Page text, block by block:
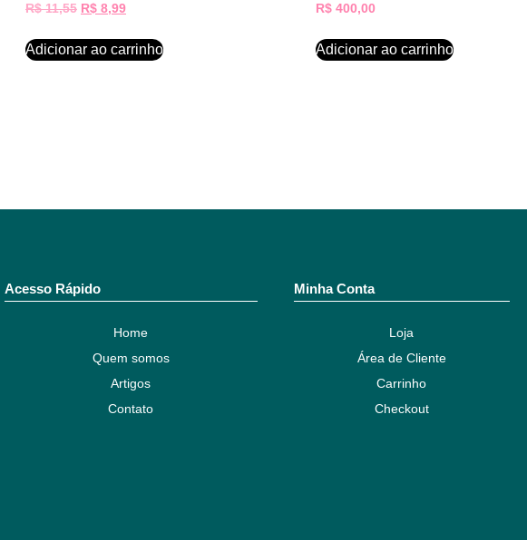
R$11,55 R$ 8,99
Adicionar ao carrinho
R$ 400,00
Adicionar ao carrinho
Acesso Rápido
Home
Quem somos
Artigos
Contato
Minha Conta
Loja
Área de Cliente
Carrinho
Checkout